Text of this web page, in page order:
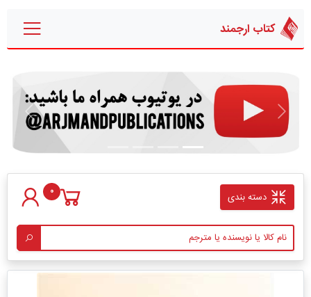
کتاب ارجمند
قبلی بعدی
دسته بندی 0